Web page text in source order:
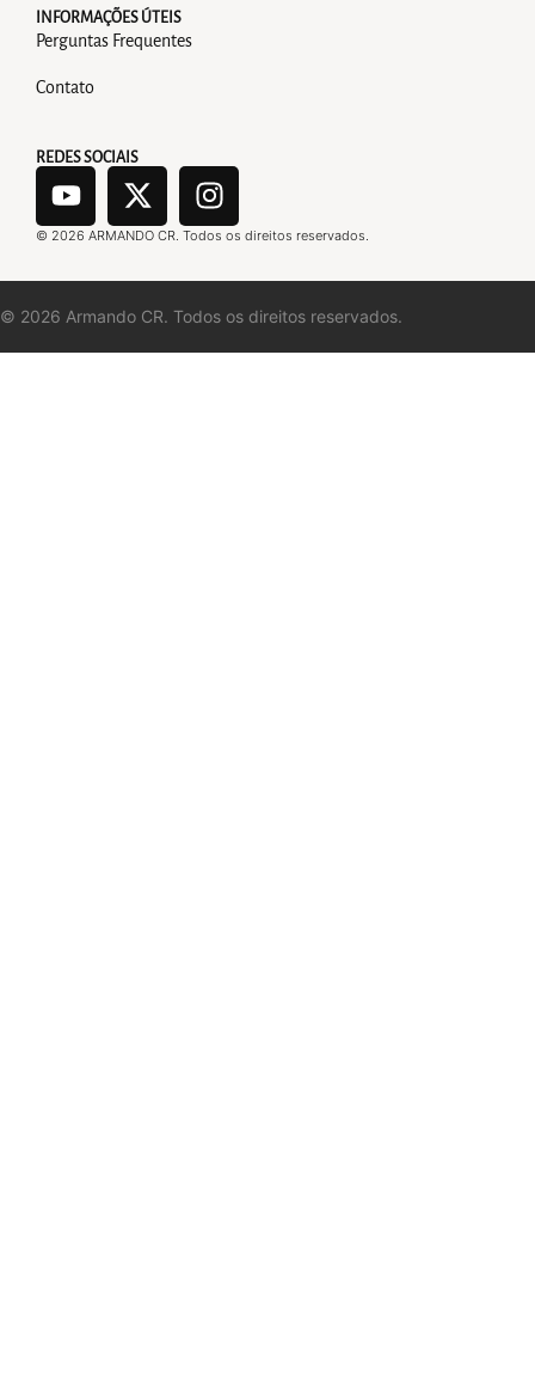
INFORMAÇÕES ÚTEIS
Perguntas Frequentes
Contato
REDES SOCIAIS
© 2026 ARMANDO CR. Todos os direitos reservados.
© 2026 Armando CR. Todos os direitos reservados.